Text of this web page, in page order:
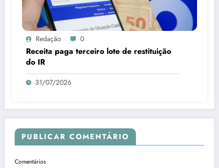
Redação 0
Receita paga terceiro lote de restituição
do IR
31/07/2026
PUBLICAR COMENTÁRIO
Comentários